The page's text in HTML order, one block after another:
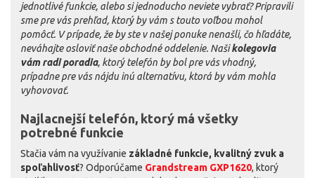
jednotlivé funkcie, alebo si jednoducho neviete vybrať? Pripravili
sme pre vás prehľad, ktorý by vám s touto voľbou mohol
pomôcť. V prípade, že by ste v našej ponuke nenašli, čo hľadáte,
neváhajte osloviť naše obchodné oddelenie. Našikolegovia
vám radi poradia, ktorý telefón by bol pre vás vhodný,
prípadne pre vás nájdu inú alternatívu, ktorá by vám mohla
vyhovovať.
Najlacnejší telefón, ktorý má všetky
potrebné funkcie
Stačia vám na využívanie základné funkcie, kvalitný zvuk a
spoľahlivosť? Odporúčame Grandstream GXP1620, ktorý